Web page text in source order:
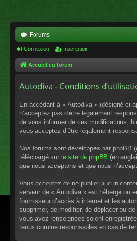
Forums
Connexion Inscription
Accueil du forum
Autodiva - Conditions
En accédant à « Autodiva » (désigné ci-
n’acceptez pas d’être légalement
de vous informer de ces modifications,
vous acceptez d’être légalement
Nos forums sont développés par phpBB
téléchargé sur le site de phpBB (en
que nous acceptons et que nous
Vous acceptez de ne publier aucun
serveur de « Autodiva » est hébergé ou
fournisseur d’accès à internet et les
supprimer, de modifier, de déplacer ou
vous avez renseignées soient
tenus comme responsables en cas de